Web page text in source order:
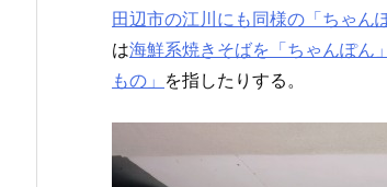
田辺市の江川にも同様の「ちゃん
は海鮮系焼きそばを「ちゃんぽん」
もの」 を指したりする。